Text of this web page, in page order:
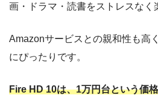
画・ドラマ・読書をストレスなく
Amazonサービスとの親和性も高
にぴったりです。
Fire HD 10は、1万円台という価